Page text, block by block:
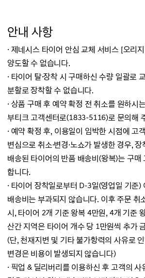
안내 사항
· 제네시스 타이어 안심 교체 서비스 [오리
양도할 수 없습니다.
· 타이어 탈·장착 시 구매하신 수량 일괄로
분할로 장착할 수 없습니다.
· 상품 구매 후 예약 확정 전 취소를 원하시
부티크 고객센터로(1833-5116)로 문의해
· 예약 확정 후, 이용일이 임박한 시점에 고
변심으로 취소·변경·노쇼가 발생한 경우,장
배송된 타이어의 반품 배송비(왕복)는 구매
합니다.
· 타이어 장착일로부터 D-3일(영업일 기준)
배송비는 부과되지 않습니다. 이후 주문 취
시, 타이어 2개 기준 왕복 4만원, 4개 기준
산간 지역은 타이어 개수 당 1만원씩 추가
(단, 천재지변 및 기타 불가항력의 사유로
변경은 비용이 발생되지 않습니다)
· 픽업 & 딜리버리를 이용하신 후 고객의 사